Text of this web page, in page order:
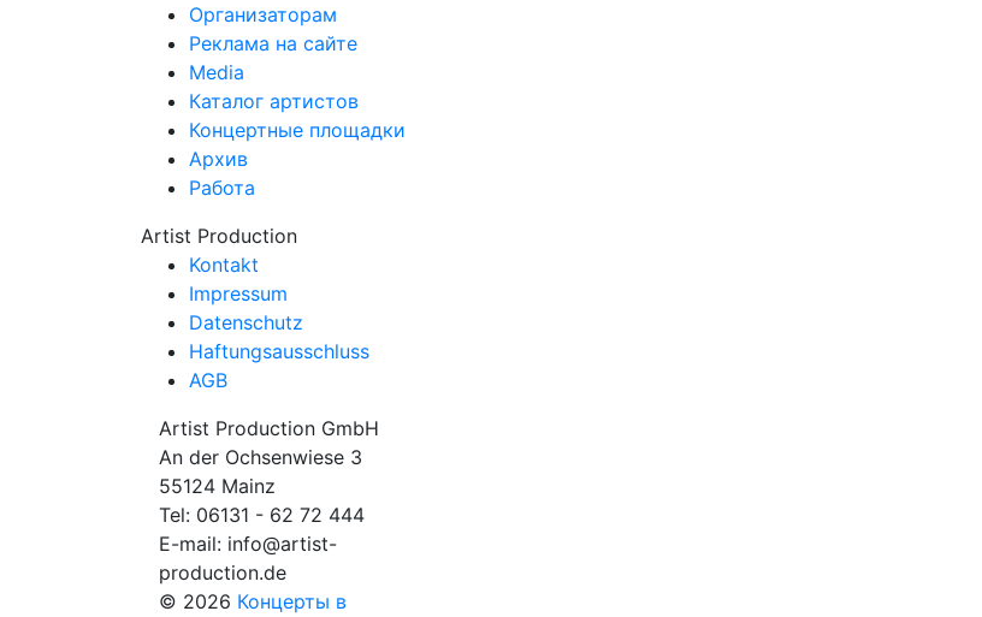
Организаторам
Реклама на сайте
Media
Каталог артистов
Концертные площадки
Архив
Работа
Artist Production
Kontakt
Impressum
Datenschutz
Haftungsausschluss
AGB
Artist Production GmbH
An der Ochsenwiese 3
55124 Mainz
Tel: 06131 - 62 72 444
E-mail: info@artist-
production.de
© 2026 Концерты в